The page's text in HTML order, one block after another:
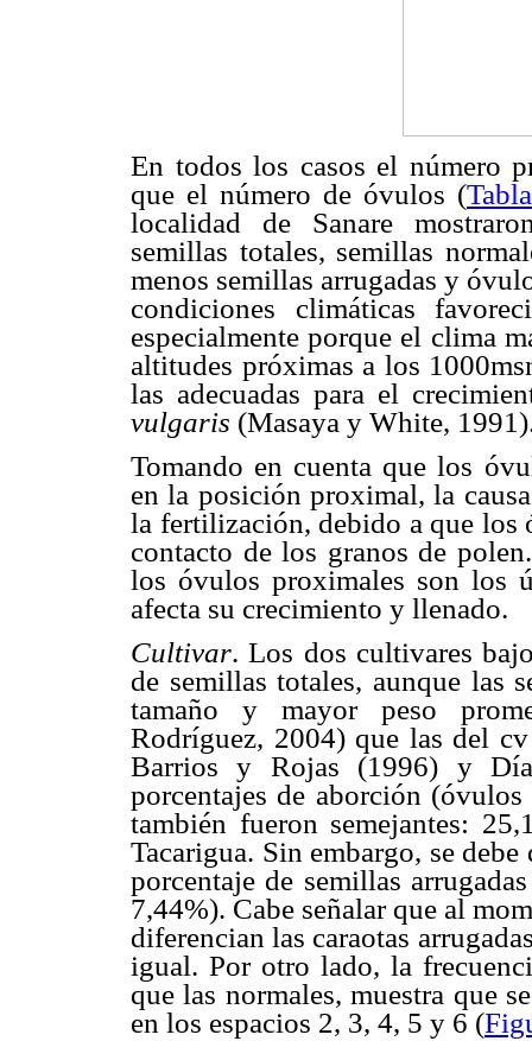
En todos los casos el número
que el número de óvulos (
localidad de Sanare
semillas totales, semillas
menos semillas arrugadas y
condiciones climáticas
especialmente porque el clima
altitudes próximas a los
las adecuadas para el
vulgaris (Masaya y White,
Tomando en cuenta que los
en la posición proximal, la
la fertilización, debido a que los
contacto de los granos de
los óvulos proximales son los
afecta su crecimiento y llenado.
Cultivar. Los dos cultivares
de semillas totales, aunque las
tamaño y mayor peso
Rodríguez, 2004) que las del
Barrios y Rojas (1996) y
porcentajes de aborción
también fueron semejantes:
Tacarigua. Sin embargo, se
porcentaje de semillas
7,44%). Cabe señalar que al
diferencian las caraotas
igual. Por otro lado, la
que las normales, muestra que
en los espacios 2, 3, 4, 5 y 6 (